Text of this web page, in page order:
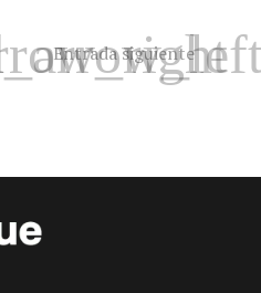
Entrada siguiente